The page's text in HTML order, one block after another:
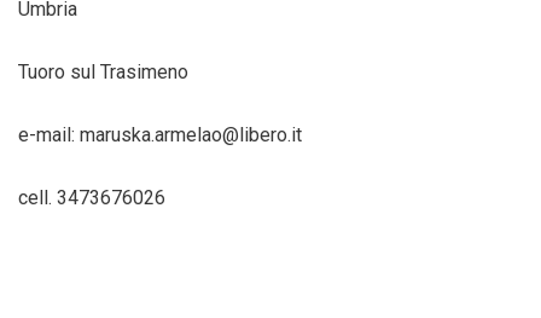
Umbria
Tuoro sul Trasimeno
e-mail: maruska.armelao@libero.it
cell. 3473676026